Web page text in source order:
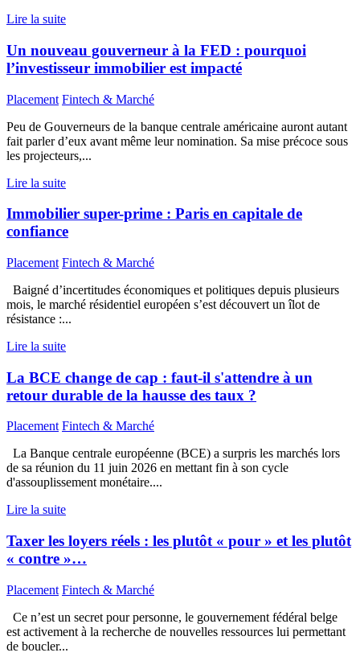
Lire la suite
Un nouveau gouverneur à la FED : pourquoi
l’investisseur immobilier est impacté
Placement Fintech & Marché
Peu de Gouverneurs de la banque centrale américaine auront autant
fait parler d’eux avant même leur nomination. Sa mise précoce sous
les projecteurs,...
Lire la suite
Immobilier super-prime : Paris en capitale de
confiance
Placement Fintech & Marché
Baigné d’incertitudes économiques et politiques depuis plusieurs
mois, le marché résidentiel européen s’est découvert un îlot de
résistance :...
Lire la suite
La BCE change de cap : faut-il s'attendre à un
retour durable de la hausse des taux ?
Placement Fintech & Marché
La Banque centrale européenne (BCE) a surpris les marchés lors
de sa réunion du 11 juin 2026 en mettant fin à son cycle
d'assouplissement monétaire....
Lire la suite
Taxer les loyers réels : les plutôt « pour » et les plutôt
« contre »…
Placement Fintech & Marché
Ce n’est un secret pour personne, le gouvernement fédéral belge
est activement à la recherche de nouvelles ressources lui permettant
de boucler...